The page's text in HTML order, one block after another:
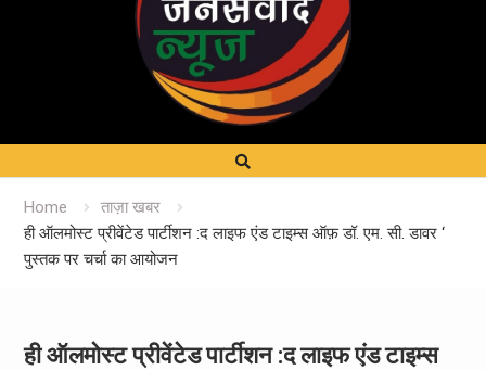
Home
ताज़ा खबर
ही ऑलमोस्ट प्रीवेंटेड पार्टीशन :द लाइफ एंड टाइम्स ऑफ़ डॉ. एम. सी. डावर ‘
पुस्तक पर चर्चा का आयोजन
ही ऑलमोस्ट प्रीवेंटेड पार्टीशन :द लाइफ एंड टाइम्स